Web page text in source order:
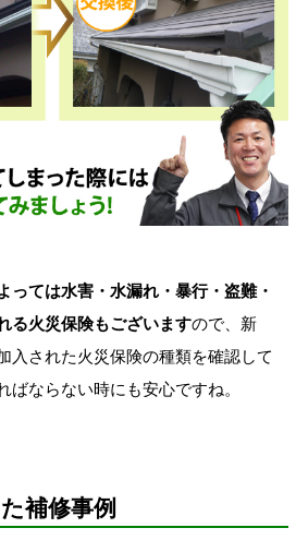
っては水害・水漏れ・暴行・盗難・
る火災保険もございますので、新
入された火災保険の種類を確認して
ばならない時にも安心ですね。
補修事例